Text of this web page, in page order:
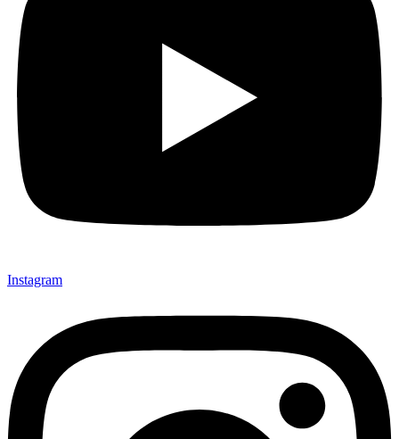
Instagram